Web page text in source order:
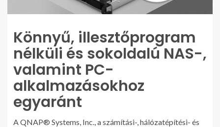
Könnyű, illesztőprogram
nélküli és sokoldalú NAS-,
valamint PC-
alkalmazásokhoz
egyaránt
A QNAP® Systems, Inc., a számítási-, hálózatépítési- és